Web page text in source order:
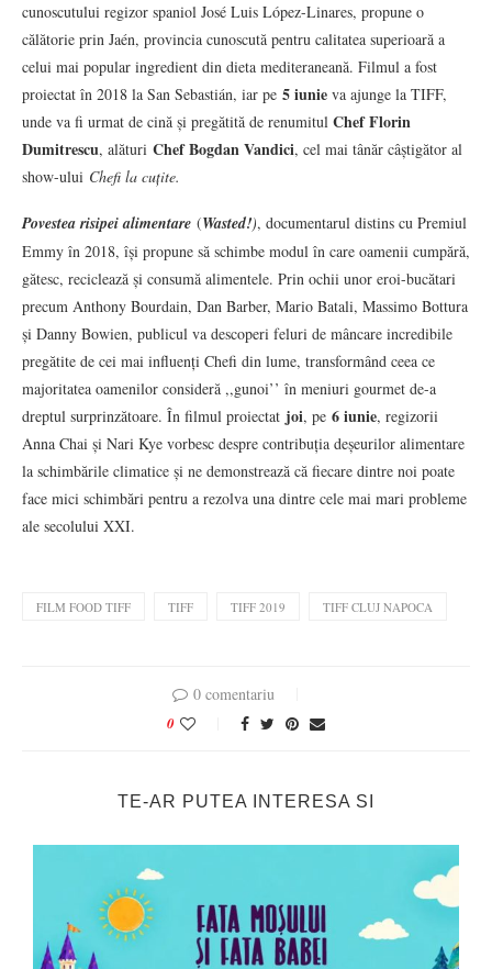
cunoscutului regizor spaniol José Luis López-Linares, propune o
călătorie prin Jaén, provincia cunoscută pentru calitatea superioară a
celui mai popular ingredient din dieta mediteraneană. Filmul a fost
proiectat în 2018 la San Sebastián, iar pe 5 iunie va ajunge la TIFF,
unde va fi urmat de cină și pregătită de renumitul Chef Florin
Dumitrescu, alături Chef Bogdan Vandici, cel mai tânăr câștigător al
show-ului Chefi la cuțite.
Povestea risipei alimentare (Wasted!), documentarul distins cu Premiul
Emmy în 2018, își propune să schimbe modul în care oamenii cumpără,
gătesc, reciclează și consumă alimentele. Prin ochii unor eroi-bucătari
precum Anthony Bourdain, Dan Barber, Mario Batali, Massimo Bottura
și Danny Bowien, publicul va descoperi feluri de mâncare incredibile
pregătite de cei mai influenți Chefi din lume, transformând ceea ce
majoritatea oamenilor consideră ,,gunoi’’ în meniuri gourmet de-a
dreptul surprinzătoare. În filmul proiectat joi, pe 6 iunie, regizorii
Anna Chai și Nari Kye vorbesc despre contribuția deșeurilor alimentare
la schimbările climatice și ne demonstrează că fiecare dintre noi poate
face mici schimbări pentru a rezolva una dintre cele mai mari probleme
ale secolului XXI.
FILM FOOD TIFF TIFF TIFF 2019 TIFF CLUJ NAPOCA
0 comentariu
0
TE-AR PUTEA INTERESA SI